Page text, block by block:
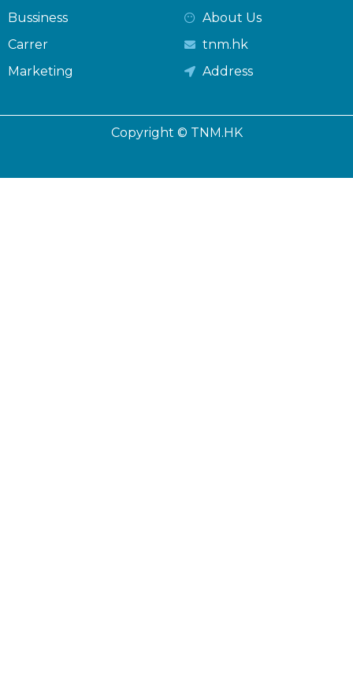
Bussiness
Carrer
Marketing
About Us
tnm.hk
Address
Copyright © TNM.HK